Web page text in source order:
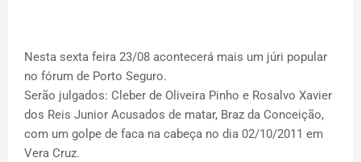
Nesta sexta feira 23/08 acontecerá mais um júri popular
no fórum de Porto Seguro.
Serão julgados: Cleber de Oliveira Pinho e Rosalvo Xavier
dos Reis Junior Acusados de matar, Braz da Conceição,
com um golpe de faca na cabeça no dia 02/10/2011 em
Vera Cruz.